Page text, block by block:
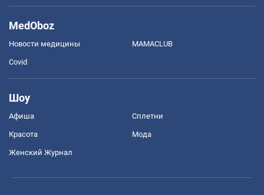
MedOboz
Новости медицины MAMACLUB
Covid
Шоу
Афиша Сплетни
Красота Мода
Женский Журнал